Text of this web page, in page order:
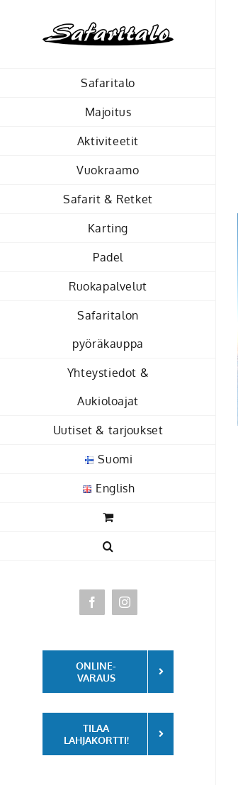
Safaritalo
Majoitus
Aktiviteetit
Vuokraamo
Safarit & Retket
Karting
Padel
Ruokapalvelut
Safaritalon
pyöräkauppa
Yhteystiedot &
Aukioloajat
Uutiset & tarjoukset
Suomi
English
FacebookInstagram
ONLINE-
VARAUS
TILAA
LAHJAKORTTI!